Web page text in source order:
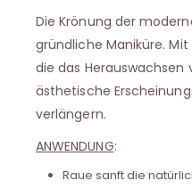
Die Krönung der
gründliche Maniküre.
die das Herauswachsen
ästhetische
verlängern.
ANWENDUNG:
Raue sanft die